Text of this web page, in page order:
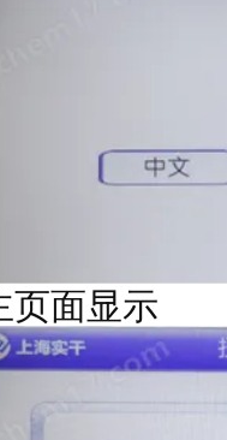
页面显示